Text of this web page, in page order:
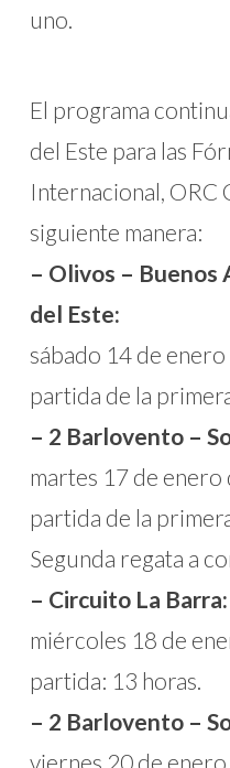
uno.
El programa
del Este para las
Internacional, ORC
siguiente manera:
– Olivos – Buenos
del Este:
sábado 14 de
partida de la
– 2 Barlovento –
martes 17 de
partida de la
Segunda regata a
– Circuito La Barra:
miércoles 18 de
partida: 13 horas.
– 2 Barlovento –
viernes 20 de